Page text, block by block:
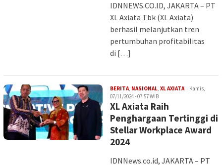
IDNNEWS.CO.ID, JAKARTA – PT
XL Axiata Tbk (XL Axiata)
berhasil melanjutkan tren
pertumbuhan profitabilitas
di […]
BERITA, NASIONAL, XL AXIATAImanKamis,
07/11/2024 - 07:57 WIB
XL Axiata Raih
Penghargaan Tertinggi di
Stellar Workplace Award
2024
IDNNews.co.id, JAKARTA – PT